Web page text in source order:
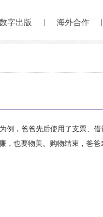
字出版 海外合作
例，爸爸先后使用了支票、
也要物美。购物结束，爸